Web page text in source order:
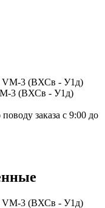
3 (ВХСв - У1д)
заказа с 9:00 до